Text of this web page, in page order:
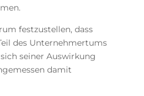
festzustellen, dass
des Unternehmertums
seiner Auswirkung
damit